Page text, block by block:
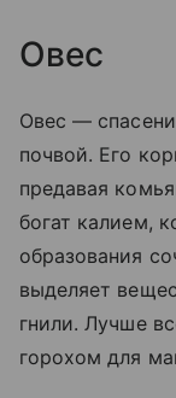
Овес
Овес —
почвой. Его
предавая
богат калием,
образования
выделяет
гнили. Лучше
горохом для